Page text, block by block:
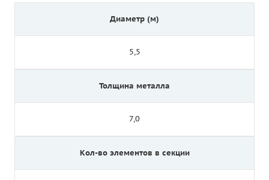
Диаметр (м)
5,5
Толщина металла
7,0
Кол-во элементов в секции